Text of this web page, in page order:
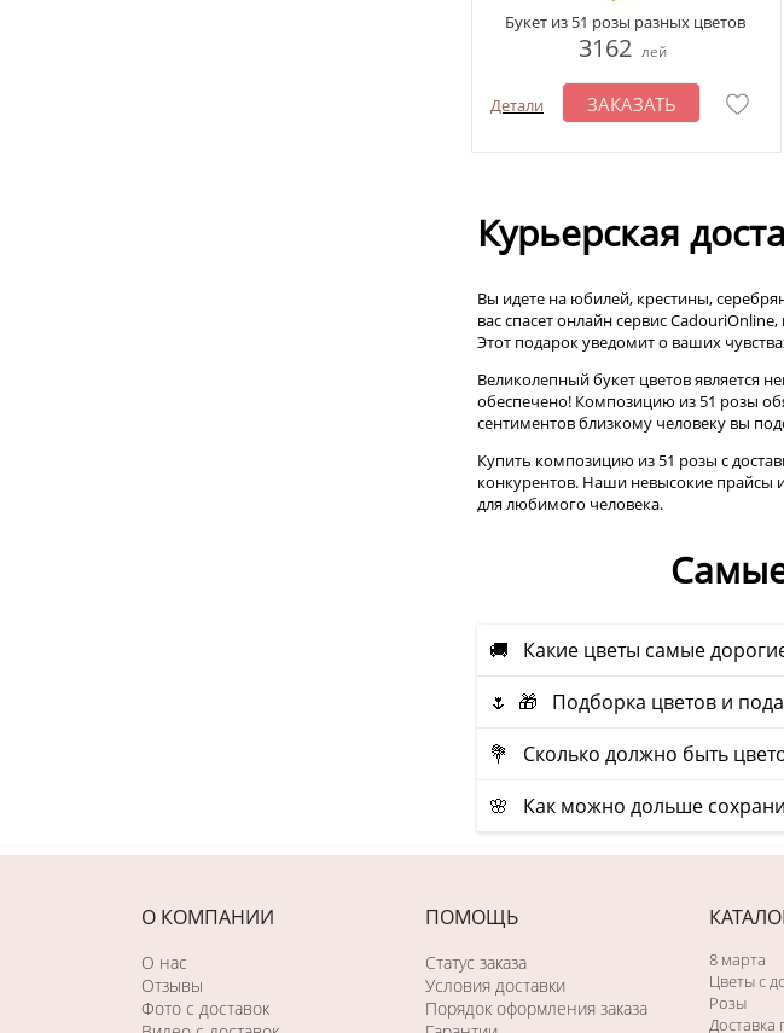
Букет из 51 розы разных цветов
3162 лей
Детали ЗАКАЗАТЬ
Курьерская
Вы идете на юбилей, крестины,
вас спасет онлайн сервис
Этот подарок уведомит о ваших
Великолепный букет цветов является
обеспечено! Композицию из 51 розы
сентиментов близкому человеку вы
Купить композицию из 51 розы с
конкурентов. Наши невысокие
для любимого человека.
🚚 Какие цветы самые
🌷 🎁 Подборка цветов и
💐 Сколько должно быть
🌸 Как можно дольше
О КОМПАНИИ
О нас
Отзывы
Фото c доставок
ПОМОЩЬ
Статус заказа
Условия доставки
Порядок оформления заказа
8 марта
Цветы с
Розы
Доставка